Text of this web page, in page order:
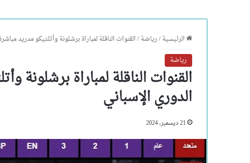
الرئيسية/رياضة/القنوات الناقلة لمباراة برشلونة وأتلتيكو مدريد
رياضة
القنوات الناقلة لمباراة برشلونة
الدوري الإسباني
21 ديسمبر، 2024